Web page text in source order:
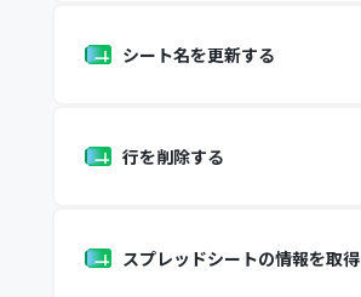
シート名を更新する
行を削除する
スプレッドシートの情報を取得